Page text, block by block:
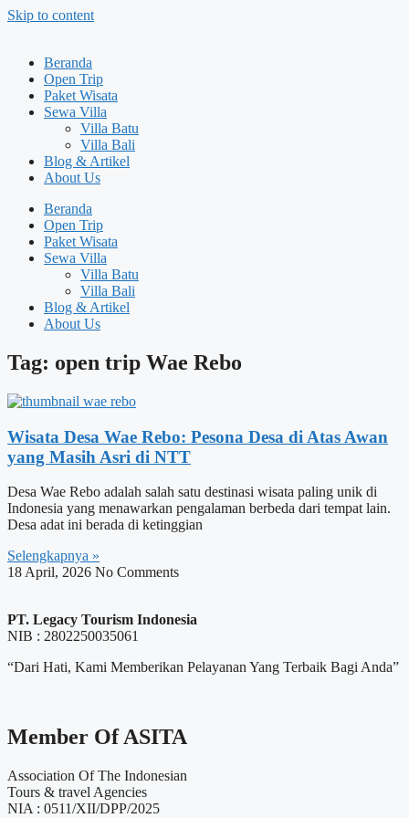
Skip to content
Beranda
Open Trip
Paket Wisata
Sewa Villa
Villa Batu
Villa Bali
Blog & Artikel
About Us
Beranda
Open Trip
Paket Wisata
Sewa Villa
Villa Batu
Villa Bali
Blog & Artikel
About Us
Tag: open trip Wae Rebo
Wisata Desa Wae Rebo: Pesona Desa di Atas Awan
yang Masih Asri di NTT
Desa Wae Rebo adalah salah satu destinasi wisata paling unik di
Indonesia yang menawarkan pengalaman berbeda dari tempat lain.
Desa adat ini berada di ketinggian
Selengkapnya »
18 April, 2026 No Comments
PT. Legacy Tourism Indonesia
NIB : 2802250035061
“Dari Hati, Kami Memberikan Pelayanan Yang Terbaik Bagi Anda”
Member Of ASITA
Association Of The Indonesian
Tours & travel Agencies
NIA : 0511/XII/DPP/2025